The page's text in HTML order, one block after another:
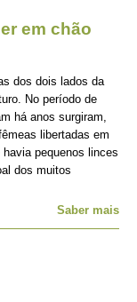
em chão
dos dois lados da
No período de
há anos surgiram,
libertadas em
pequenos linces
dos muitos
Saber mais